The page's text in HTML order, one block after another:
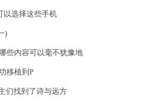
以选择这些手机
)
些内容可以毫不犹豫地
移植到P
们找到了诗与远方